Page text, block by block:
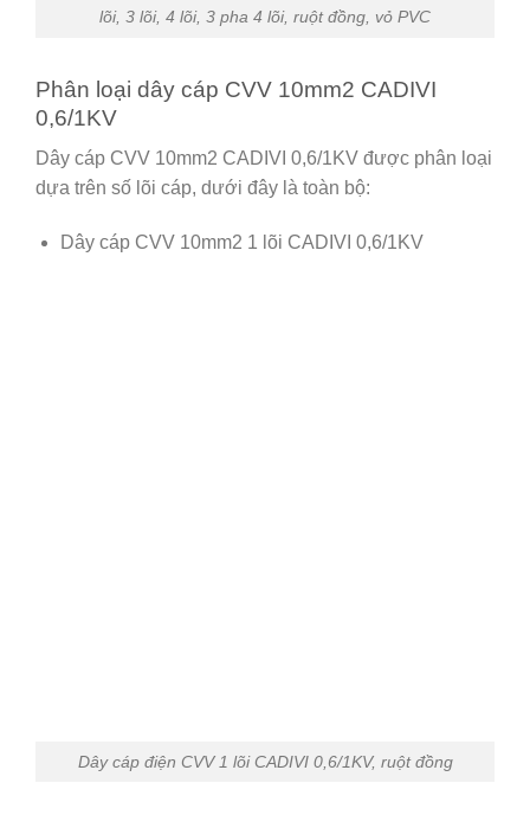
lõi, 3 lõi, 4 lõi, 3 pha 4 lõi, ruột đồng, vỏ PVC
Phân loại dây cáp CVV 10mm2 CADIVI
0,6/1KV
Dây cáp CVV 10mm2 CADIVI 0,6/1KV được phân loại
dựa trên số lõi cáp, dưới đây là toàn bộ:
Dây cáp CVV 10mm2 1 lõi CADIVI 0,6/1KV
Dây cáp điện CVV 1 lõi CADIVI 0,6/1KV, ruột đồng